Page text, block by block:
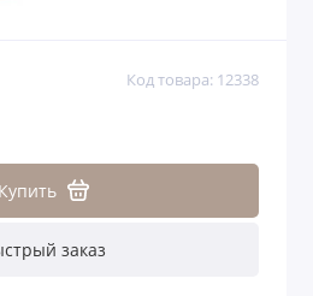
Код товара: 12338
Купить
заказ